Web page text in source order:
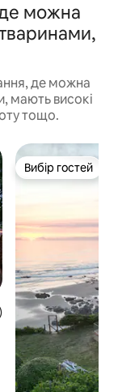
можна
де можна
мають високі
тощо.
4,94 з 5,
Вибір гостей
Вибір гостей